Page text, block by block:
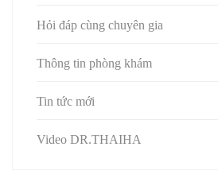
Hỏi đáp cùng chuyên gia
Thông tin phòng khám
Tin tức mới
Video DR.THAIHA